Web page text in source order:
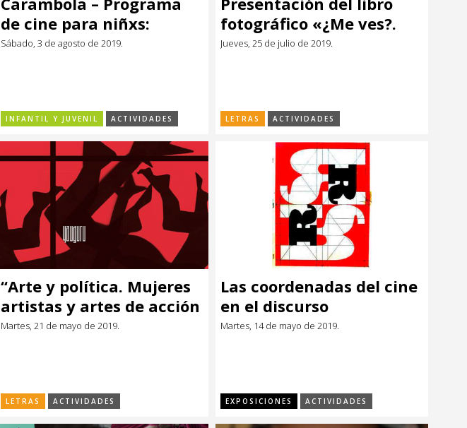
de cine para niñxs:
Género
Sábado, 3 de agosto de 2019.
INFANTIL Y JUVENIL ACTIVIDADES
fotográfico «¿Me ves?.
Ciudadanas
Jueves, 25 de julio de 2019.
LETRAS ACTIVIDADES
“Arte y política. Mujeres
artistas y artes de acción
en los sesenta y setenta
Martes, 21 de mayo de 2019.
LETRAS ACTIVIDADES
Las coordenadas del cine
en el discurso
fundacional del estado-
Martes, 14 de mayo de 2019.
EXPOSICIONES ACTIVIDADES